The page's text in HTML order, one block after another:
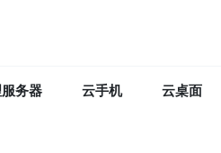
务器 云手机 云桌面